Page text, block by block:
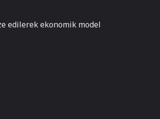
edilerek ekonomik model